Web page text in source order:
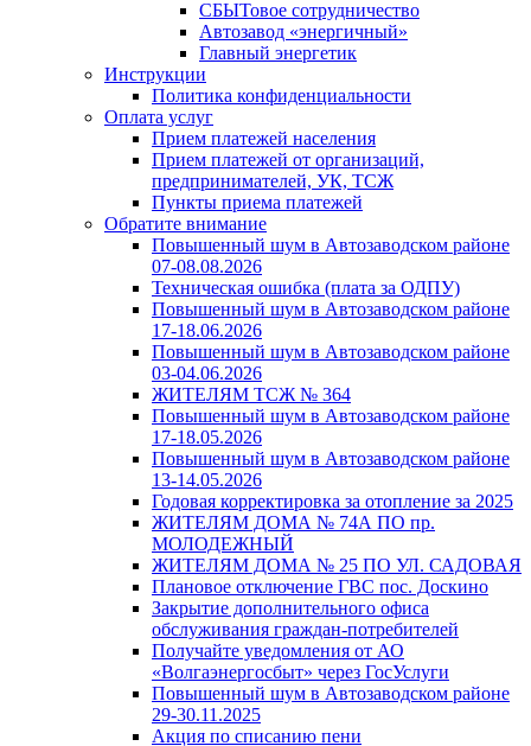
СБЫТовое сотрудничество
Автозавод «энергичный»
Главный энергетик
Инструкции
Политика конфиденциальности
Оплата услуг
Прием платежей населения
Прием платежей от организаций,
предпринимателей, УК, ТСЖ
Пункты приема платежей
Обратите внимание
Повышенный шум в Автозаводском районе
07-08.08.2026
Техническая ошибка (плата за ОДПУ)
Повышенный шум в Автозаводском районе
17-18.06.2026
Повышенный шум в Автозаводском районе
03-04.06.2026
ЖИТЕЛЯМ ТСЖ № 364
Повышенный шум в Автозаводском районе
17-18.05.2026
Повышенный шум в Автозаводском районе
13-14.05.2026
Годовая корректировка за отопление за 2025
ЖИТЕЛЯМ ДОМА № 74А ПО пр.
МОЛОДЕЖНЫЙ
ЖИТЕЛЯМ ДОМА № 25 ПО УЛ. САДОВАЯ
Плановое отключение ГВС пос. Доскино
Закрытие дополнительного офиса
обслуживания граждан-потребителей
Получайте уведомления от АО
«Волгаэнергосбыт» через ГосУслуги
Повышенный шум в Автозаводском районе
29-30.11.2025
Акция по списанию пени